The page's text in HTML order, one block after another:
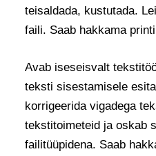
teisaldada, kustutada.
faili. Saab hakkama
Avab iseseisvalt
teksti sisestamisele
korrigeerida vigadega
tekstitoimeteid ja oskab
failitüüpidena. Saab